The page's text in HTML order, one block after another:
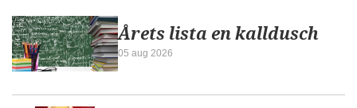
Årets lista en kalldusch
05 aug 2026